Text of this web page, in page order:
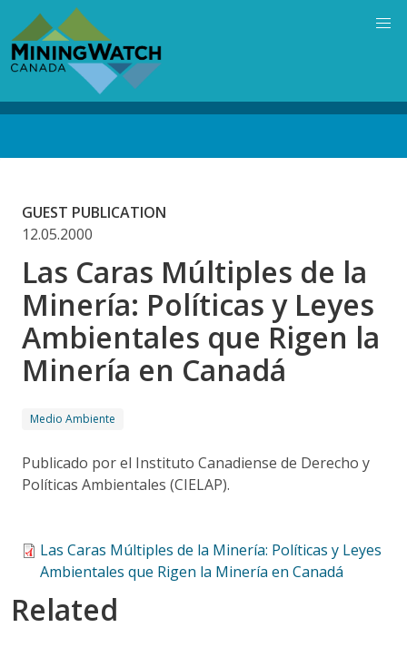
main
content
GUEST PUBLICATION
12.05.2000
Las Caras Múltiples de la
Minería: Políticas y Leyes
Ambientales que Rigen la
Minería en Canadá
Medio Ambiente
Publicado por el Instituto Canadiense de Derecho y
Políticas Ambientales (CIELAP).
Las Caras Múltiples de la Minería: Políticas y Leyes
Ambientales que Rigen la Minería en Canadá
Related